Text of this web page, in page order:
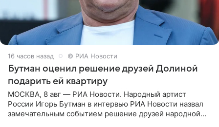
16 часов назад © РИА Новости
Бутман оценил решение друзей Долиной
подарить ей квартиру
МОСКВА, 8 авг — РИА Новости. Народный артист
России Игорь Бутман в интервью РИА Новости назвал
замечательным событием решение друзей народной